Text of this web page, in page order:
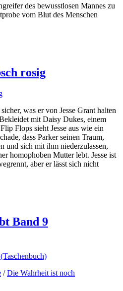
des bewusstlosen Mannes zu
vom Blut des Menschen
rosig
was er von Jesse Grant halten
mit Daisy Dukes, einem
Flops sieht Jesse aus wie ein
dass Parker seinen Traum,
und sich mit ihm niederzulassen,
homophoben Mutter lebt. Jesse ist
aber er lässt sich nicht
Band 9
/Die Wahrheit ist noch